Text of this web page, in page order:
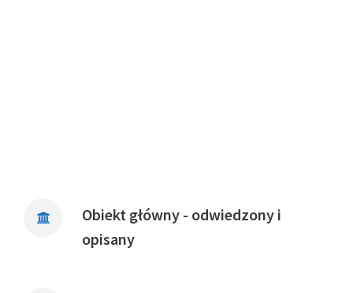
Obiekt główny - odwiedzony i
opisany